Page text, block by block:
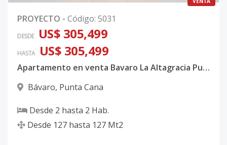
PROYECTO - Código: 5031
DESDE US$ 305,499
HASTA US$ 305,499
Apartamento en venta Bavaro La Altagracia Punta Cana
Bávaro, Punta Cana
Desde 2 hasta 2 Hab.
Desde 127 hasta 127 Mt2